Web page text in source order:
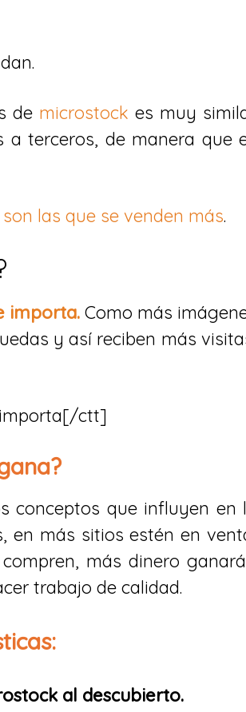
de microstock es muy
terceros, de manera que
las que se venden más.
importa.Como más
y así reciben más
importa[/ctt]
conceptos que influyen en
en más sitios estén en
más dinero
trabajo de calidad.
al descubierto.